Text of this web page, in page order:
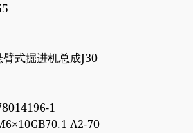
式掘进机总成J30
1
A2-70